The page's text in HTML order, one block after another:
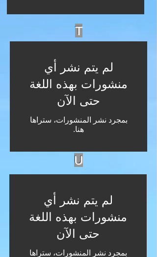
T
لم يتم نشر أي
منشورات بهذه اللغة
حتى الآن
بمجرد نشر المنشورات، ستراها
هنا.
U
لم يتم نشر أي
منشورات بهذه اللغة
حتى الآن
بمجرد نشر المنشورات، ستراها